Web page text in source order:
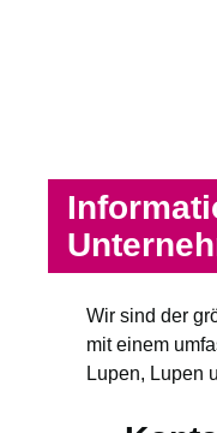
Wir sind der
mit einem
Lupen, Lupen